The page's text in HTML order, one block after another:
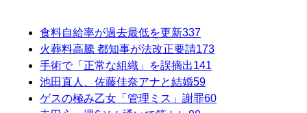
食料自給率が過去最低を更新337
火葬料高騰 都知事が法改正要請173
手術で「正常な組織」を誤摘出141
池田直人、佐藤佳奈アナと結婚59
ゲスの極み乙女「管理ミス」謝罪60